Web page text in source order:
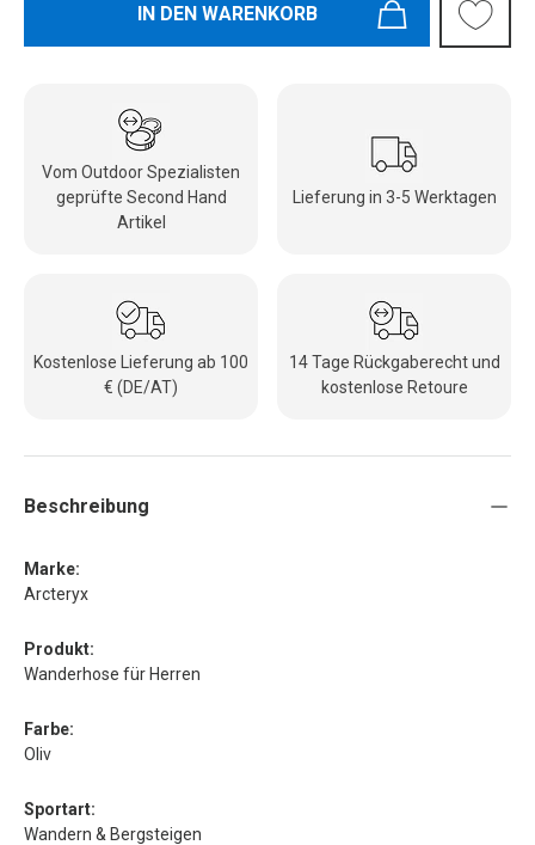
IN DEN WARENKORB
Vom Outdoor Spezialisten
geprüfte Second Hand
Artikel
Lieferung in 3-5 Werktagen
Kostenlose Lieferung ab 100
€ (DE/AT)
14 Tage Rückgaberecht und
kostenlose Retoure
Beschreibung
Marke:
Arcteryx
Produkt:
Wanderhose für Herren
Farbe:
Oliv
Sportart:
Wandern & Bergsteigen